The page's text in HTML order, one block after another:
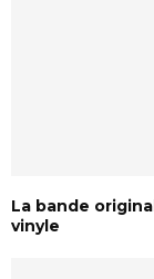
La bande
vinyle